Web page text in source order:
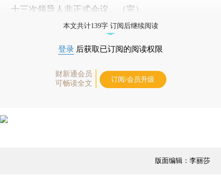
十三次领导人非正式会议。（完）
本文共计139字 订阅后继续阅读
登录 后获取已订阅的阅读权限
财新通会员
可畅读全文
订阅/会员升级
版面编辑：李丽莎